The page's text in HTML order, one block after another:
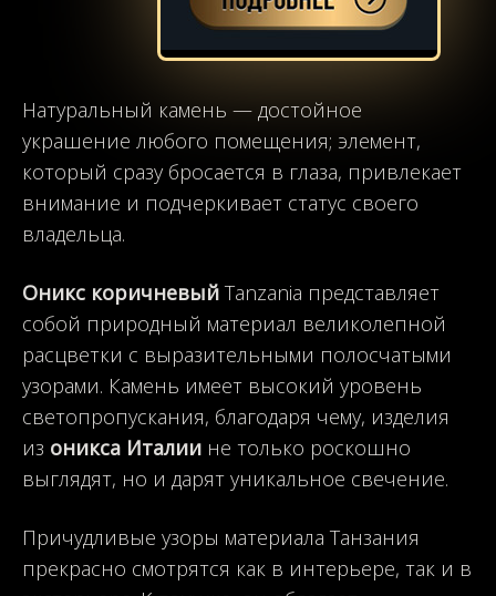
Натуральный камень — достойное
украшение любого помещения; элемент,
который сразу бросается в глаза, привлекает
внимание и подчеркивает статус своего
владельца.
Оникс коричневый Tanzania представляет
собой природный материал великолепной
расцветки с выразительными полосчатыми
узорами. Камень имеет высокий уровень
светопропускания, благодаря чему, изделия
из оникса Италии не только роскошно
выглядят, но и дарят уникальное свечение.
Причудливые узоры материала Танзания
прекрасно смотрятся как в интерьере, так и в